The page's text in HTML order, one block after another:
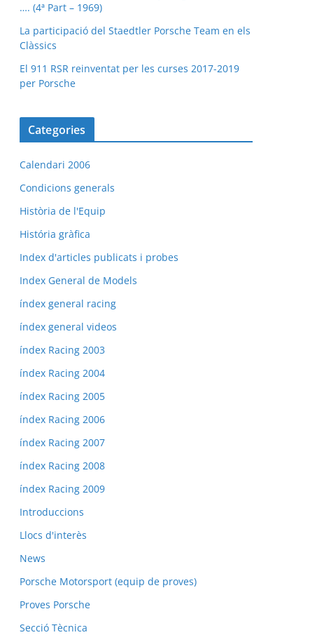
…. (4ª Part – 1969)
La participació del Staedtler Porsche Team en els
Clàssics
El 911 RSR reinventat per les curses 2017-2019
per Porsche
Categories
Calendari 2006
Condicions generals
Història de l'Equip
História gràfica
Index d'articles publicats i probes
Index General de Models
índex general racing
índex general videos
índex Racing 2003
índex Racing 2004
índex Racing 2005
índex Racing 2006
índex Racing 2007
índex Racing 2008
índex Racing 2009
Introduccions
Llocs d'interès
News
Porsche Motorsport (equip de proves)
Proves Porsche
Secció Tècnica